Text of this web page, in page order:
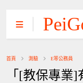
首頁 測驗 E等公務員
「[教保專業